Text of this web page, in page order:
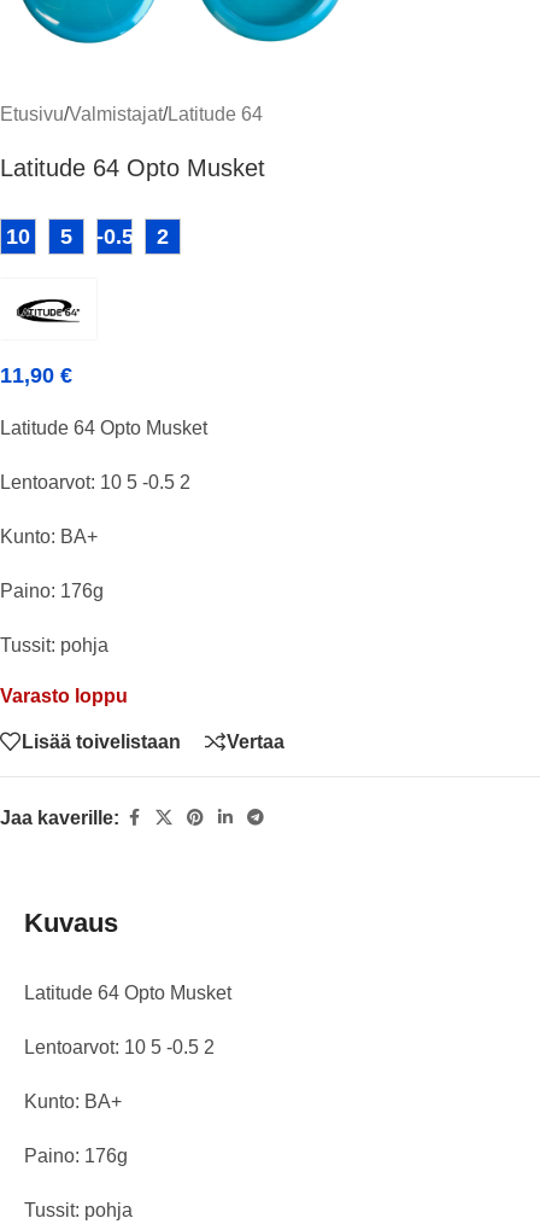
Etusivu/Valmistajat/Latitude 64
Latitude 64 Opto Musket
10 5 -0.5 2
11,90 €
Latitude 64 Opto Musket
Lentoarvot: 10 5 -0.5 2
Kunto: BA+
Paino: 176g
Tussit: pohja
Varasto loppu
Lisää toivelistaan Vertaa
Jaa kaverille:
Kuvaus
Latitude 64 Opto Musket
Lentoarvot: 10 5 -0.5 2
Kunto: BA+
Paino: 176g
Tussit: pohja